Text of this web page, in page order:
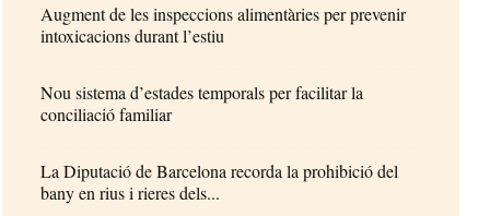
Augment de les inspeccions alimentàries per prevenir
intoxicacions durant l’estiu
Nou sistema d’estades temporals per facilitar la
conciliació familiar
La Diputació de Barcelona recorda la prohibició del
bany en rius i rieres dels...